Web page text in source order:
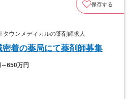
保存する
ウンメディカルの薬剤師求人
密着の薬局にて薬剤師募集
～650万円